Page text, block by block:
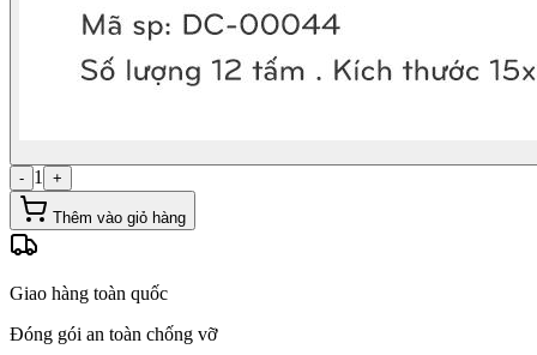
- 1 +
Thêm vào giỏ hàng
Giao hàng toàn quốc
Đóng gói an toàn chống vỡ